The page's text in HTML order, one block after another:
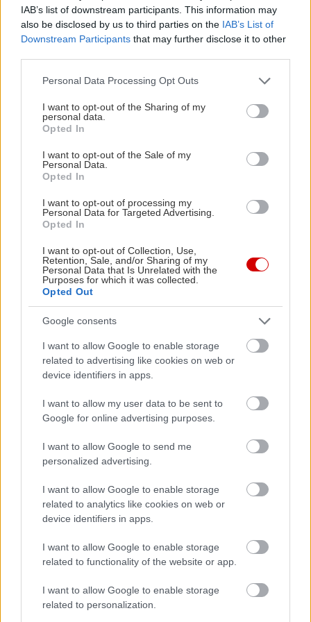
IAB’s list of downstream participants. This information may
also be disclosed by us to third parties on the IAB’s List of
Downstream Participants that may further disclose it to other
Please note that this website/app uses one or more Google
not limited to your visit or usage behaviour. You may click to
grant or deny consent to Google and its third-party tags to
use your data for below specified purposes in below Google
consent section.
Personal Data Processing Opt Outs
I want to opt-out of the Sharing of my
personal data.
Opted In
I want to opt-out of the Sale of my
Personal Data.
Opted In
I want to opt-out of processing my
Personal Data for Targeted Advertising.
Opted In
I want to opt-out of Collection, Use,
Retention, Sale, and/or Sharing of my
Personal Data that Is Unrelated with the
Purposes for which it was collected.
Opted Out
Google consents
I want to allow Google to enable storage
related to advertising like cookies on web or
device identifiers in apps.
I want to allow my user data to be sent to
Google for online advertising purposes.
I want to allow Google to send me
personalized advertising.
I want to allow Google to enable storage
related to analytics like cookies on web or
device identifiers in apps.
I want to allow Google to enable storage
related to functionality of the website or app.
I want to allow Google to enable storage
related to personalization.
View this post on Instagram
Το πιο διάσημο υπερπολυτελές ξενοδοχείο στο
Μαρόκο εντυπωσιάζει με χώρους που έχουν την
υπογραφή του ιταλικού οίκου Pedrali. Το
αγαπημένο ξενοδοχείο του Τσώρτσιλ, αποτελεί
μια πανδαισία για τις αισθήσεις, με την
αρχιτεκτονική του να τοποθετεί την ανακτορική
μεγαλοπρέπεια στο επίκεντρο, συνδυάζοντας
μοντέρνα κομψότητα.
Soneva Fushi – Μαλδίβες
Τιμούλα; Από 5700€ με πρωινό